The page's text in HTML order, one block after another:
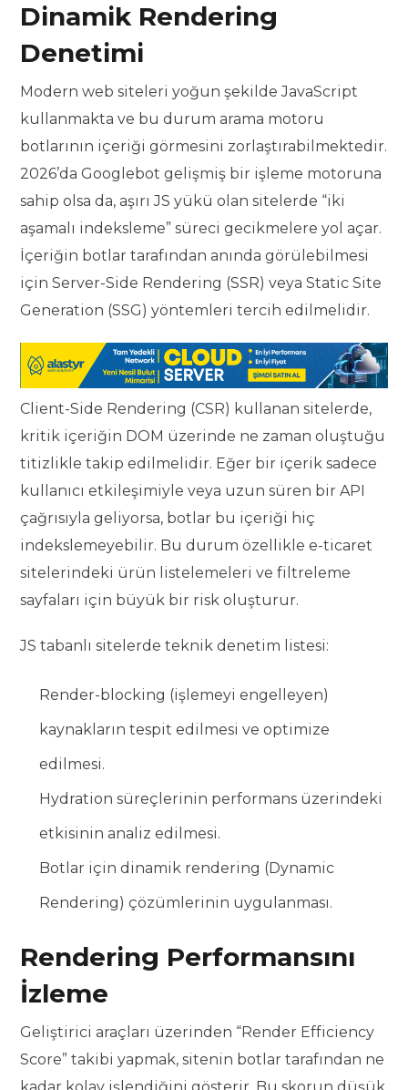
Dinamik Rendering
Denetimi
Modern web siteleri yoğun şekilde JavaScript
kullanmakta ve bu durum arama motoru
botlarının içeriği görmesini zorlaştırabilmektedir.
2026’da Googlebot gelişmiş bir işleme motoruna
sahip olsa da, aşırı JS yükü olan sitelerde “iki
aşamalı indeksleme” süreci gecikmelere yol açar.
İçeriğin botlar tarafından anında görülebilmesi
için Server-Side Rendering (SSR) veya Static Site
Generation (SSG) yöntemleri tercih edilmelidir.
Client-Side Rendering (CSR) kullanan sitelerde,
kritik içeriğin DOM üzerinde ne zaman oluştuğu
titizlikle takip edilmelidir. Eğer bir içerik sadece
kullanıcı etkileşimiyle veya uzun süren bir API
çağrısıyla geliyorsa, botlar bu içeriği hiç
indekslemeyebilir. Bu durum özellikle e-ticaret
sitelerindeki ürün listelemeleri ve filtreleme
sayfaları için büyük bir risk oluşturur.
JS tabanlı sitelerde teknik denetim listesi:
Render-blocking (işlemeyi engelleyen)
kaynakların tespit edilmesi ve optimize
edilmesi.
Hydration süreçlerinin performans üzerindeki
etkisinin analiz edilmesi.
Botlar için dinamik rendering (Dynamic
Rendering) çözümlerinin uygulanması.
Rendering Performansını
İzleme
Geliştirici araçları üzerinden “Render Efficiency
Score” takibi yapmak, sitenin botlar tarafından ne